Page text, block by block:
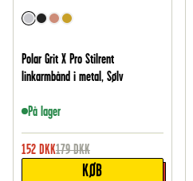
Polar Grit X Pro Stilrent
linkarmbånd i metal, Sølv
På lager
152 DKK179 DKK
KØB